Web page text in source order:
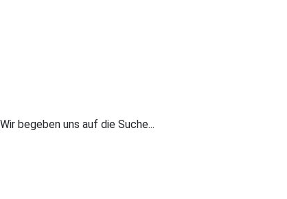
begeben uns auf die Suche...